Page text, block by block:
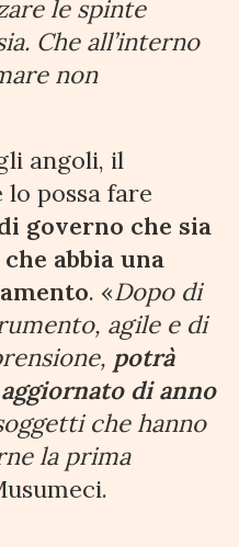
le spinte
Che all’interno
non
angoli, il
possa fare
governo che sia
abbia una
. «Dopo di
agile e di
potrà
di anno
che hanno
la prima